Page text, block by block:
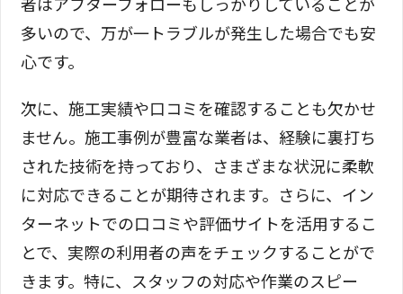
多いので、万が一トラブルが発生した場合でも安
心です。
次に、施工実績や口コミを確認することも欠かせ
ません。施工事例が豊富な業者は、経験に裏打ち
された技術を持っており、さまざまな状況に柔軟
に対応できることが期待されます。さらに、イン
ターネットでの口コミや評価サイトを活用するこ
とで、実際の利用者の声をチェックすることがで
きます。特に、スタッフの対応や作業のスピー